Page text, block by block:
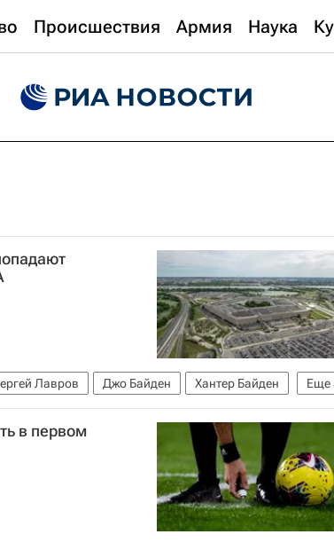
Происшествия Армия Наука
Еще
Лавров Джо Байден
Хантер Байден
НАТО Lockheed Martin
в первом